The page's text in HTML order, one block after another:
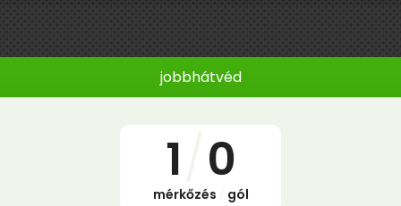
jobbhátvéd
1 0
mérkőzés gól